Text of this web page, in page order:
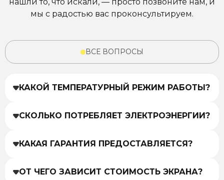
нашли то, что искали, — просто позвоните нам, и
мы с радостью вас проконсультируем.
ВСЕ ВОПРОСЫ
КАКОЙ ТЕМПЕРАТУРНЫЙ РЕЖИМ РАБОТЫ?
СКОЛЬКО ПОТРЕБЛЯЕТ ЭЛЕКТРОЭНЕРГИИ?
КАКАЯ ГАРАНТИЯ ПРЕДОСТАВЛЯЕТСЯ?
ОТ ЧЕГО ЗАВИСИТ СТОИМОСТЬ ЭКРАНА?